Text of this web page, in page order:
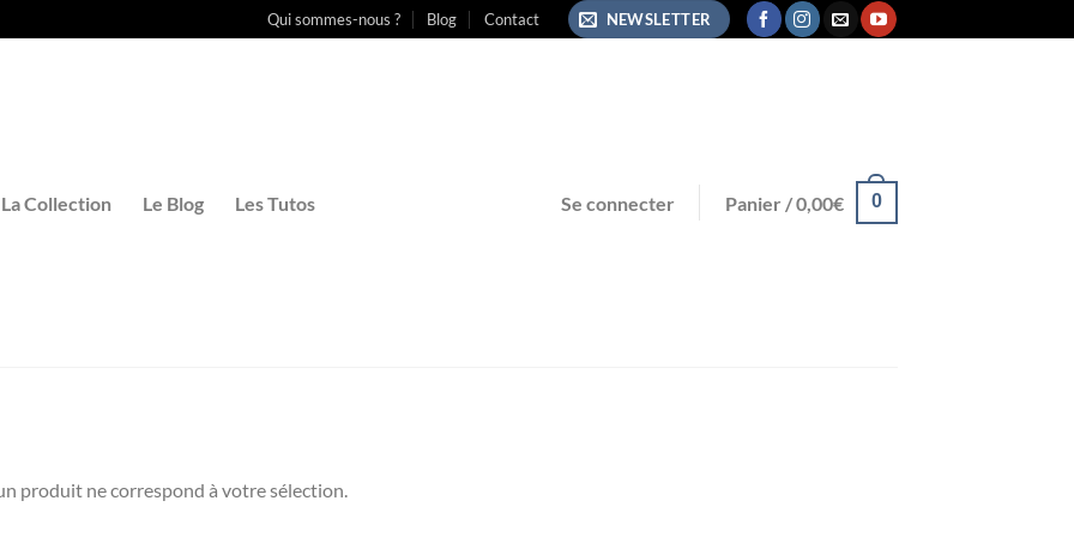
Qui sommes-nous ? Blog Contact NEWSLETTER
La Collection Le Blog Les Tutos Se connecter Panier /0,00€ 0
produit ne correspond à votre sélection.